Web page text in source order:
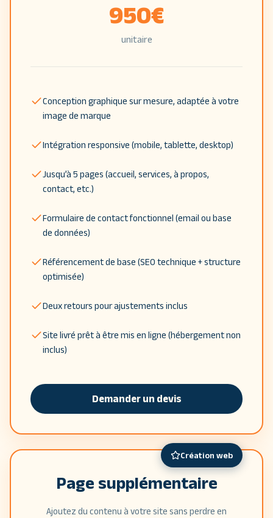
950€
unitaire
Conception graphique sur mesure, adaptée à votre
image de marque
Intégration responsive (mobile, tablette, desktop)
Jusqu’à 5 pages (accueil, services, à propos,
contact, etc.)
Formulaire de contact fonctionnel (email ou base
de données)
Référencement de base (SEO technique + structure
optimisée)
Deux retours pour ajustements inclus
Site livré prêt à être mis en ligne (hébergement non
inclus)
Demander un devis
Création web
Page supplémentaire
Ajoutez du contenu à votre site sans perdre en